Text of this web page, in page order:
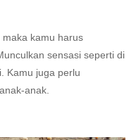
kamu harus
sensasi seperti di
Kamu juga perlu
anak.